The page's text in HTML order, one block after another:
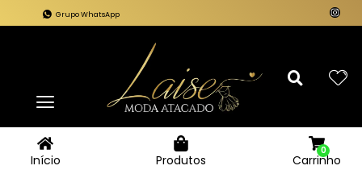
Grupo WhatsApp
Início Produtos Carrinho
0